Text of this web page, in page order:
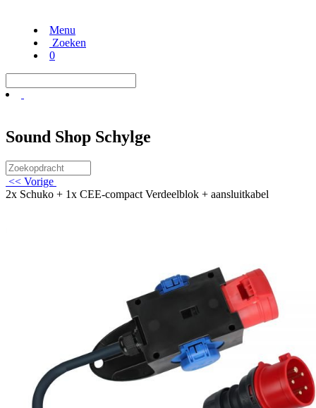
Menu
Zoeken
0
Sound Shop Schylge
<< Vorige
2x Schuko + 1x CEE-compact Verdeelblok + aansluitkabel